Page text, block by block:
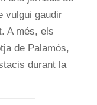
vulgui gaudir
A més, els
de Palamós,
durant la